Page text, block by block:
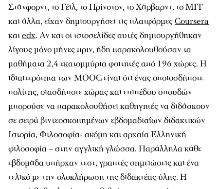
Στάνφορντ, το Γέιλ, το Πρίνστον, το Χάρβαρντ, το ΜΙΤ
και άλλα, είχαν δημιουργήσει τις πλατφόρμεςCoursera
καιedx. Αν και οι ιστοσελίδες αυτές δημιουργήθηκαν
λίγους μόνο μήνες πριν, ήδη παρακολουθούσαν τα
μαθήματα 2,4 εκατομμύρια φοιτητές από 196 χώρες. Η
ιδιαιτερότητα των MOOC είναι ότι ένας οποιοσδήποτε
πολίτης, οιασδήποτε χώρας και επιπέδου σπουδών
μπορούσε να παρακολουθήσει καθηγητές να διδάσκουν
σε σειρά βιντεοσκοπημένων εβδομαδιαίων διδακτικών
Ιστορία, Φιλοσοφία- ακόμη και αρχαία Ελληνική
φιλοσοφία – στην αγγλική γλώσσα. Παράλληλα κάθε
εβδομάδα υπήρχαν τεστ, γραπτές σημειώσεις και ένα
τελικό με την ολοκλήρωση της διδακτέας ύλης. Η